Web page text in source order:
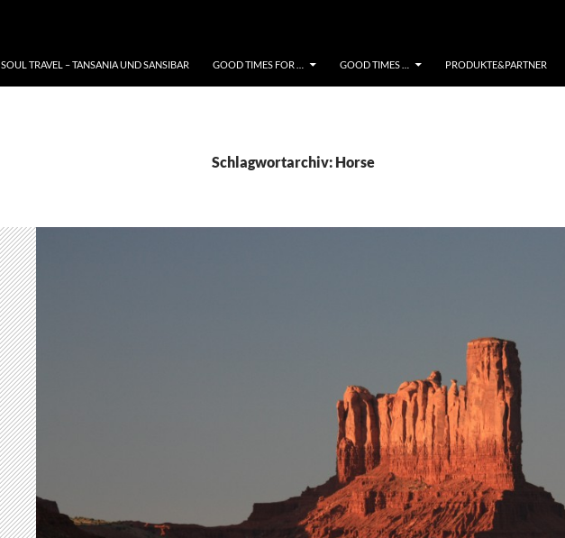
SOUL TRAVEL – TANSANIA UND SANSIBAR GOOD TIMES FOR … GOOD TIMES … PRODUKTE&PARTNER
Schlagwortarchiv: Horse